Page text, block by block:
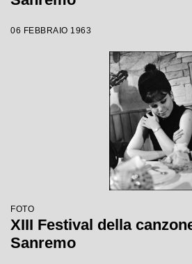
06 FEBBRAIO 1963
FOTO
XIII Festival della
Sanremo